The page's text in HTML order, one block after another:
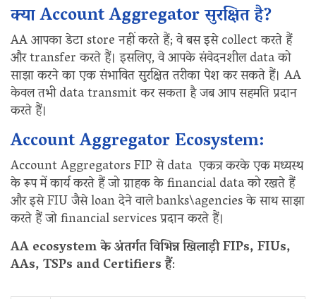
क्या Account Aggregator सुरक्षित है?
AA आपका डेटा store नहीं करते हैं; वे बस इसे collect करते हैं
और transfer करते हैं। इसलिए, वे आपके संवेदनशील data को
साझा करने का एक संभावित सुरक्षित तरीका पेश कर सकते हैं। AA
केवल तभी data transmit कर सकता है जब आप सहमति प्रदान
करते हैं।
Account Aggregator Ecosystem:
Account Aggregators FIP से data एकत्र करके एक मध्यस्थ
के रूप में कार्य करते हैं जो ग्राहक के financial data को रखते हैं
और इसे FIU जैसे loan देने वाले banks\agencies के साथ साझा
करते हैं जो financial services प्रदान करते हैं।
AA ecosystem के अंतर्गत विभिन्न खिलाड़ी FIPs, FIUs,
AAs, TSPs and Certifiers हैं: